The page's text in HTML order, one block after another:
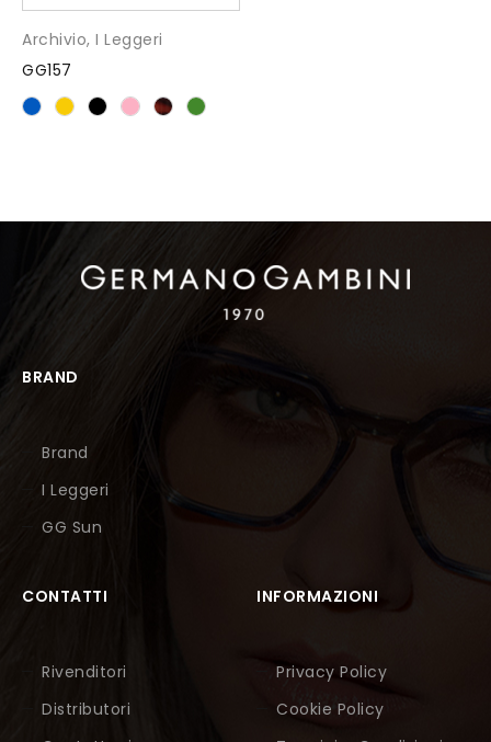
Archivio, I Leggeri
GG157
BRAND
Brand
I Leggeri
GG Sun
CONTATTI
Rivenditori
Distributori
INFORMAZIONI
Privacy Policy
Cookie Policy